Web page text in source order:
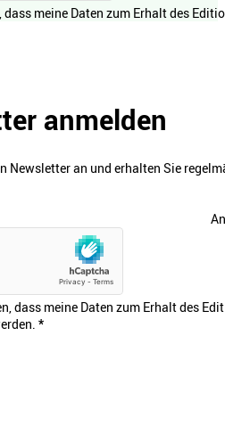
meine Daten zum Erhalt des
anmelden
Newsletter an und erhalten Sie
dass meine Daten zum Erhalt des
*